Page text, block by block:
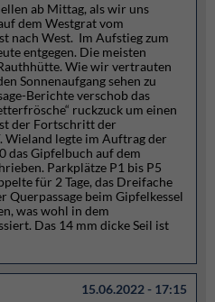
ab Mittag, als wir uns
dem Westgrat vom
nach West. Im Aufstieg zum
entgegen. Die meisten
Wie wir vertrauten
Sonnenaufgang sehen zu
Berichte verschob das
ruckzuck um einen
der Fortschritt der
Wieland legte im Auftrag der
das Gipfelbuch auf dem
Parkplätze P1 bis P5
für 2 Tage, das Dreifache
Querpassage beim Gipfelkessel
was wohl in dem
Das 14 mm dicke Seil ist
15.06.2022 - 17:15